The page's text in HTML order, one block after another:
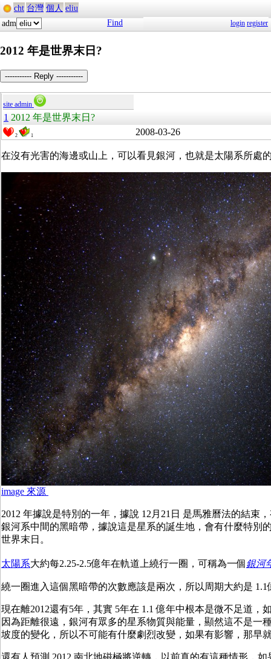
cht 台灣 個人 eliu
adm
Find login register
2012 年是世界末日?
----------- Reply -----------
site admin
1 2012 年是世界末日?
2 1 2008-03-26
在沒有光害的海邊或山上，可以看見銀河，也就是太陽系所處
image 來源
2012 年據說是特別的一年，據說 12月21日 是馬雅曆法的結束
銀河系中間的黑暗帶，據說這是星系的誕生地，會有什麼特別
世界末日。
太陽系大約每2.25-2.5億年在軌道上繞行一圈，可稱為一個 銀河
繞一圈進入這個黑暗帶的次數應該是兩次，所以周期大約是 1.1
現在離2012還有5年，其實 5年在 1.1 億年中根本是微不足道，
因為距離很遠，銀河有眾多的星系物質與能量，顯然這不是一
坡度的變化，所以不可能有什麼劇烈改變，如果有影響，那早
還有人預測 2012 南北地磁極將逆轉，以前真的有這種情形，